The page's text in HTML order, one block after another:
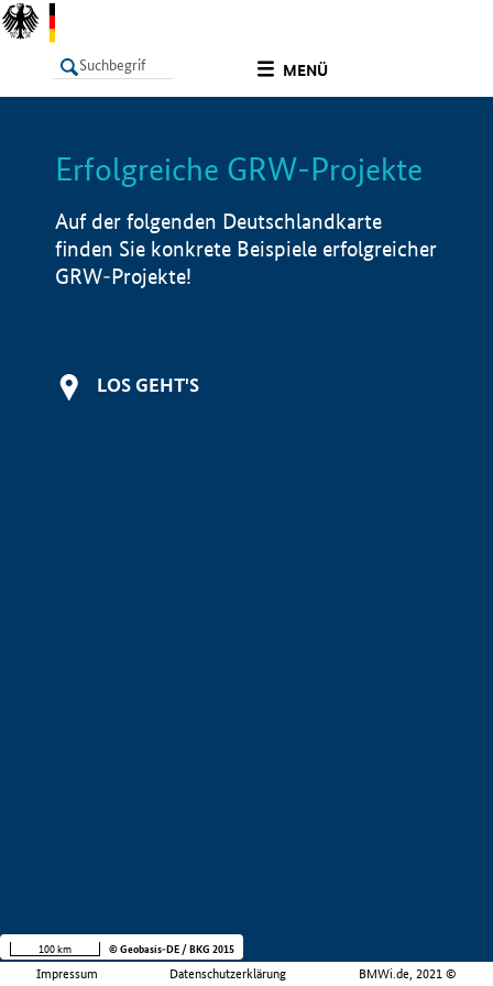
MENÜ
LISTE Info
Erfolgreiche GRW-Projekte
Auf der folgenden Deutschlandkarte
finden Sie konkrete Beispiele erfolgreicher
GRW-Projekte!
LOS GEHT'S
Impressum Datenschutzerklärung BMWi.de, 2021 ©
100 km © Geobasis-DE / BKG 2015